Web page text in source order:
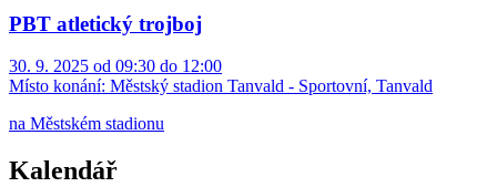
PBT atletický trojboj
30. 9. 2025 od 09:30 do 12:00
Místo konání: Městský stadion Tanvald - Sportovní, Tanvald
na Městském stadionu
Kalendář